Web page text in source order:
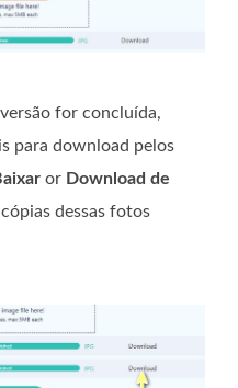
for concluída,
para download pelos
or Download de
dessas fotos